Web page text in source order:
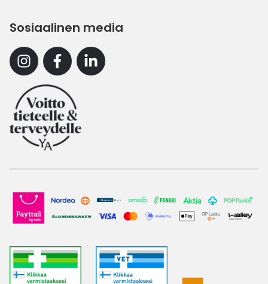
Sosiaalinen media
InstagramFacebookLinkedin